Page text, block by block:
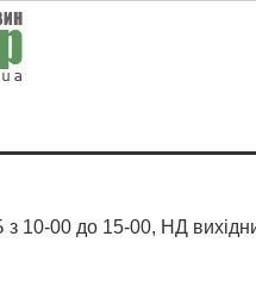
10-00 до 15-00, НД